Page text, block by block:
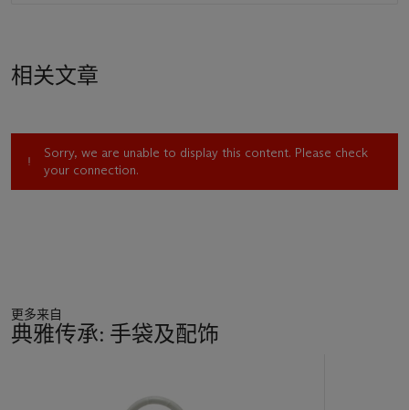
相关文章
Sorry, we are unable to display this content. Please check
your connection.
更多来自
典雅传承: 手袋及配饰